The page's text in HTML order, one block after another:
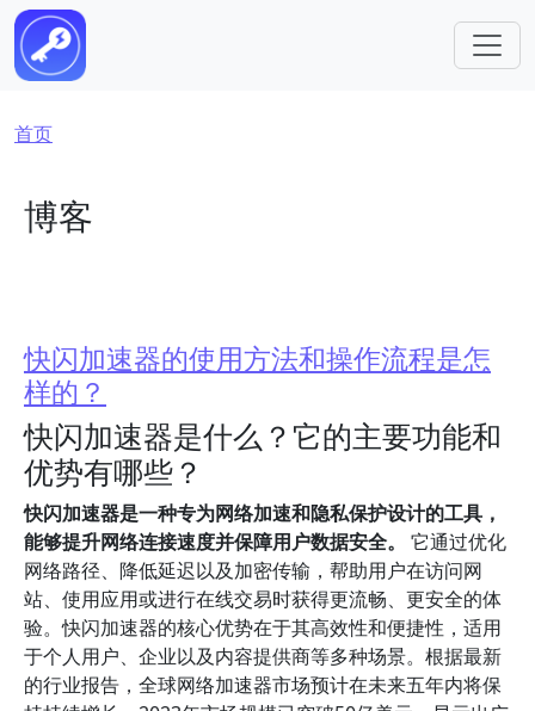
跳转到主要内容
面包屑
首页
博客
快闪加速器的使用方法和操作流程是怎
样的？
快闪加速器是什么？它的主要功能和
优势有哪些？
快闪加速器是一种专为网络加速和隐私保护设计的工具，
能够提升网络连接速度并保障用户数据安全。
它通过优化
网络路径、降低延迟以及加密传输，帮助用户在访问网
站、使用应用或进行在线交易时获得更流畅、更安全的体
验。快闪加速器的核心优势在于其高效性和便捷性，适用
于个人用户、企业以及内容提供商等多种场景。根据最新
的行业报告，全球网络加速器市场预计在未来五年内将保